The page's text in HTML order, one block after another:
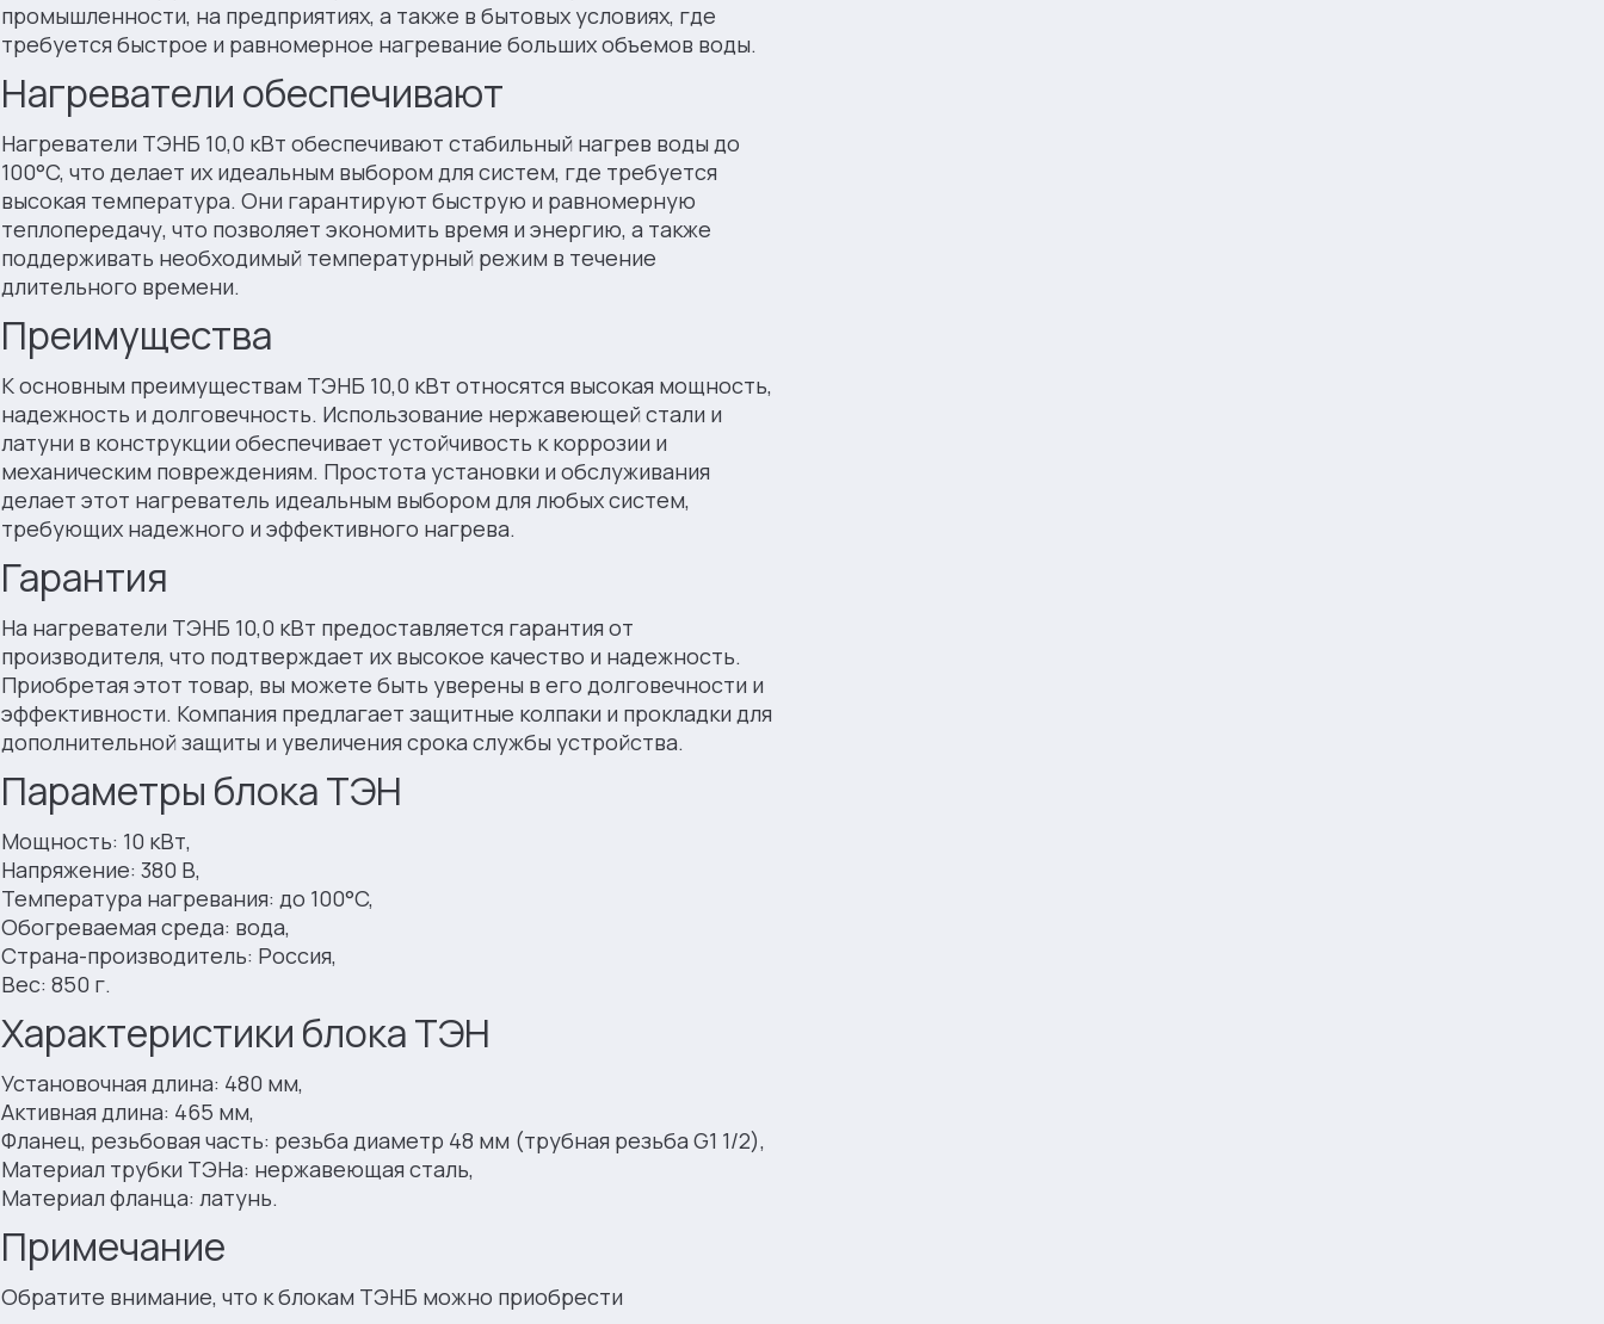
промышленности, на предприятиях, а также в бытовых условиях, где
требуется быстрое и равномерное нагревание больших объемов воды.
Нагреватели обеспечивают
Нагреватели ТЭНБ 10,0 кВт обеспечивают стабильный нагрев воды до
100°C, что делает их идеальным выбором для систем, где требуется
высокая температура. Они гарантируют быструю и равномерную
теплопередачу, что позволяет экономить время и энергию, а также
поддерживать необходимый температурный режим в течение
длительного времени.
Преимущества
К основным преимуществам ТЭНБ 10,0 кВт относятся высокая мощность,
надежность и долговечность. Использование нержавеющей стали и
латуни в конструкции обеспечивает устойчивость к коррозии и
механическим повреждениям. Простота установки и обслуживания
делает этот нагреватель идеальным выбором для любых систем,
требующих надежного и эффективного нагрева.
Гарантия
На нагреватели ТЭНБ 10,0 кВт предоставляется гарантия от
производителя, что подтверждает их высокое качество и надежность.
Приобретая этот товар, вы можете быть уверены в его долговечности и
эффективности. Компания предлагает защитные колпаки и прокладки для
дополнительной защиты и увеличения срока службы устройства.
Параметры блока ТЭН
Мощность: 10 кВт,
Напряжение: 380 В,
Температура нагревания: до 100°C,
Обогреваемая среда: вода,
Страна-производитель: Россия,
Вес: 850 г.
Характеристики блока ТЭН
Установочная длина: 480 мм,
Активная длина: 465 мм,
Фланец, резьбовая часть: резьба диаметр 48 мм (трубная резьба G1 1/2),
Материал трубки ТЭНа: нержавеющая сталь,
Материал фланца: латунь.
Примечание
Обратите внимание, что к блокам ТЭНБ можно приобрести